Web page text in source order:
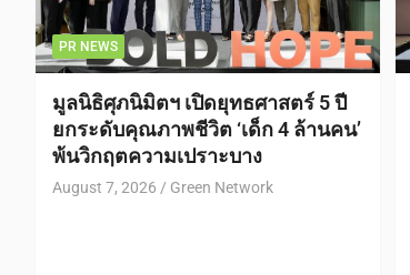
PR NEWS
มูลนิธิศุภนิมิตฯ เปิดยุทธศาสตร์ 5 ปี
ยกระดับคุณภาพชีวิต ‘เด็ก 4 ล้านคน’
พ้นวิกฤตความเปราะบาง
August 7, 2026 Green Network